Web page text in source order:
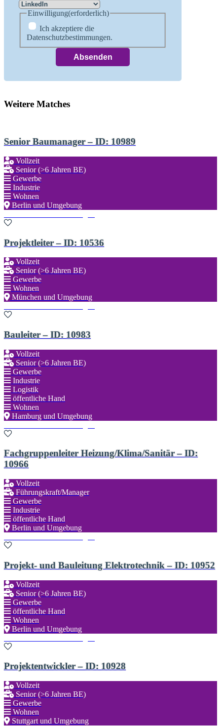
Einwilligung(erforderlich)
Ich akzeptiere die
Datenschutzbestimmungen.
Weitere Matches
Senior Baumanager – ID: 10989
Vollzeit
Senior (>6 Jahren BE)
Gewerbe
Industrie
Wohnen
Berlin und Umgebung
Projektleiter – ID: 10536
Vollzeit
Senior (>6 Jahren BE)
Gewerbe
Wohnen
München und Umgebung
Bauleiter – ID: 10983
Vollzeit
Senior (>6 Jahren BE)
Gewerbe
Industrie
Logistik
öffentliche Hand
Wohnen
Hamburg und Umgebung
Fachgruppenleiter Heizung/Klima/Sanitär – ID:
10966
Vollzeit
Führungskraft/Manager
Gewerbe
Industrie
öffentliche Hand
Berlin und Umgebung
Projekt- und Bauleitung Elektrotechnik – ID: 10952
Vollzeit
Senior (>6 Jahren BE)
Gewerbe
öffentliche Hand
Wohnen
Berlin und Umgebung
Projektentwickler – ID: 10928
Vollzeit
Senior (>6 Jahren BE)
Gewerbe
Wohnen
Stuttgart und Umgebung